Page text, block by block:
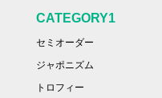
CATEGORY1
セミオーダー
ジャポニズム
トロフィー